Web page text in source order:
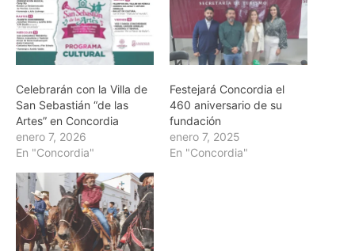
Celebrarán con la Villa de
San Sebastián “de las
Artes” en Concordia
enero 7, 2026
En "Concordia"
Festejará Concordia el
460 aniversario de su
fundación
enero 7, 2025
En "Concordia"